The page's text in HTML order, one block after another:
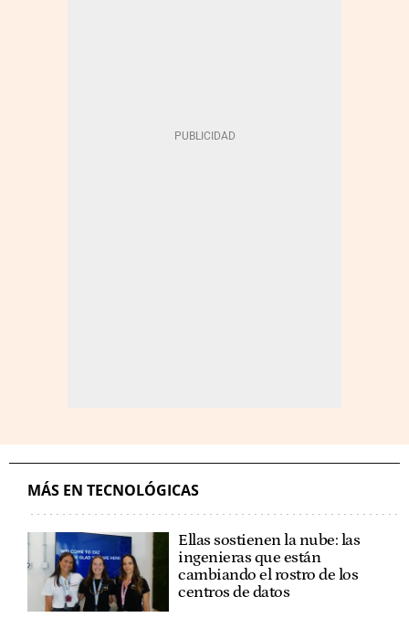
MÁS EN TECNOLÓGICAS
Ellas sostienen la nube: las
ingenieras que están
cambiando el rostro de los
centros de datos